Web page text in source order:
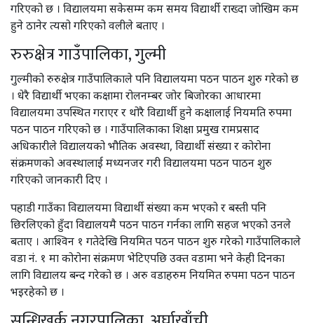
गरिएको छ । विद्यालयमा सकेसम्म कम समय विद्यार्थी राख्दा जोखिम कम
हुने ठानेर त्यसो गरिएको वलीले बताए ।
रुरुक्षेत्र गाउँपालिका, गुल्मी
गुल्मीको रुरुक्षेत्र गाउँपालिकाले पनि विद्यालयमा पठन पाठन शुरु गरेको छ
। धेरै विद्यार्थी भएका कक्षामा रोलनम्बर जोर बिजोरका आधारमा
विद्यालयमा उपस्थित गराएर र थोरै विद्यार्थी हुने कक्षालाई नियमति रुपमा
पठन पाठन गरिएको छ । गाउँपालिकाका शिक्षा प्रमुख रामप्रसाद
अधिकारीले विद्यालयको भौतिक अवस्था, विद्यार्थी संख्या र कोरोना
संक्रमणको अवस्थालाई मध्यनजर गरी विद्यालयमा पठन पाठन शुरु
गरिएको जानकारी दिए ।
पहाडी गाउँका विद्यालयमा विद्यार्थी संख्या कम भएको र बस्ती पनि
छिरलिएको हुँदा विद्यालयमै पठन पाठन गर्नका लागि सहज भएको उनले
बताए । आश्विन १ गतेदेखि नियमित पठन पाठन शुरु गरेको गाउँपालिकाले
वडा नं. १ मा कोरोना संक्रमण भेटिएपछि उक्त वडामा भने केही दिनका
लागि विद्यालय बन्द गरेको छ । अरु वडाहरुम नियमित रुपमा पठन पाठन
भइरहेको छ ।